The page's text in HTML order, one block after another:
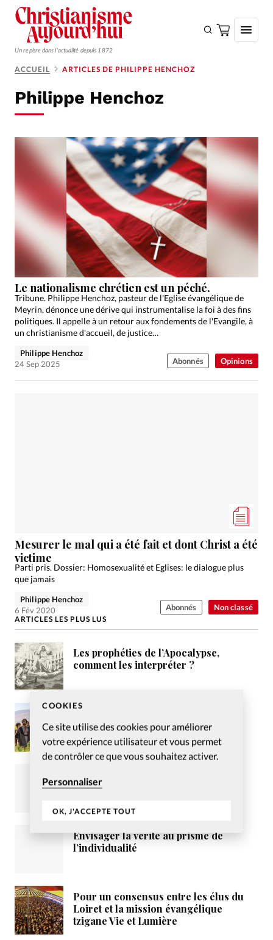
COOKIES
Ce site utilise des cookies pour améliorer
votre expérience utilisateur et vous permet
de contrôler ce que vous souhaitez activer.
Personnaliser
OK, J'ACCEPTE TOUT
Un repère dans l'actualité depuis 1872
Monde
Opinions
Tous les articles
Faire un don
Emploi
Se connecter
Édition: Internationale
Devise:CHF
RUBRIQUES
Tous les articles
Actualité chrétienne
Actualité internationale
Chronique
Culture
Dossier
Génération réveil
Monde
ACCUEIL ARTICLES DE PHILIPPE HENCHOZ
Philippe Henchoz
Opinions
Le nationalisme chrétien est un péché.
Tribune. Philippe Henchoz, pasteur de l'Eglise évangélique de
Meyrin, dénonce une dérive qui instrumentalise la foi à des fins
politiques. Il appelle à un retour aux fondements de l'Evangile, à
un christianisme d'accueil, de justice…
Philippe Henchoz
24 Sep 2025
Abonnés
Non classé
Mesurer le mal qui a été fait et dont Christ a été
victime
Parti pris. Dossier: Homosexualité et Eglises: le dialogue plus
que jamais
Philippe Henchoz
6 Fév 2020
Abonnés
ARTICLES LES PLUS LUS
Les prophéties de l’Apocalypse,
comment les interpréter ?
La série «The Chosen», entre
engouement et critiques
Envisager la vérité au prisme de
l’individualité
Pour un consensus entre les élus du
Loiret et la mission évangélique
tzigane Vie et Lumière